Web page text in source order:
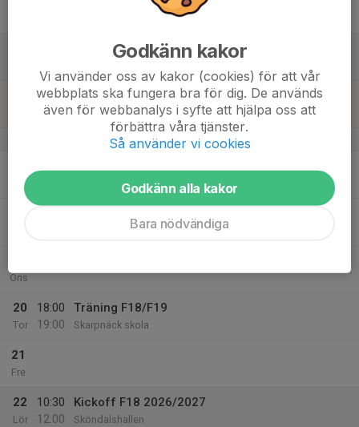
v.34
Mån Omklädningsrummet Sandåkraskolan
Ons
20
Tor
18:00
19:00
Träning F18/F19
Skarpnäck skola
21
Fre
22
Lör
10:30
12:00
Kickoff F18 2026/2027
Sköndalshallen
Godkänn kakor
Vi använder oss av kakor (cookies) för att vår
webbplats ska fungera bra för dig. De används
även för webbanalys i syfte att hjälpa oss att
förbättra våra tjänster.
Så använder vi cookies
Godkänn alla kakor
Bara nödvändiga